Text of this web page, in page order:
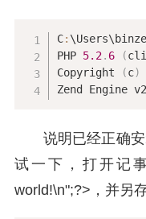
C:
PHP 5.2. 6 (cli
Copyright
(c)
Zend Engine v2
说明已经正确
试一下，打开记
world!\n";?>，并另